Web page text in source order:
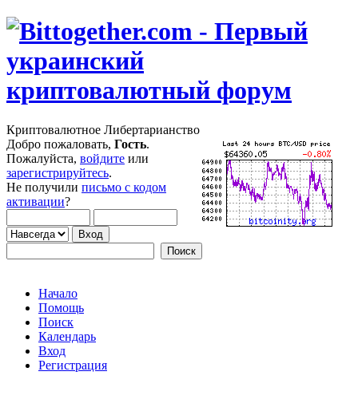
Криптовалютное Либертарианство
Добро пожаловать, Гость.
Пожалуйста, войдите или
зарегистрируйтесь.
Не получили письмо с кодом
активации?
Начало
Помощь
Поиск
Календарь
Вход
Регистрация